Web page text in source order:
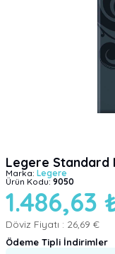
Legere Standard
Marka: Legere
Ürün Kodu: 9050
1.486,63
Döviz Fiyatı : 26,69 €
Ödeme Tipli İndirimler